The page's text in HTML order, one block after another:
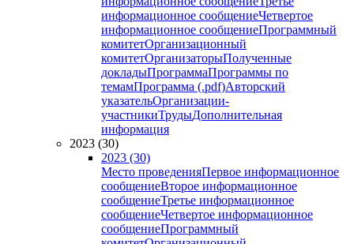
информационное сообщениеЧетвертое
информационное сообщениеПрограммный
комитетОрганизационный
комитетОрганизаторыПолученные
докладыПрограммаПрограммы по
темамПрограмма (.pdf)Авторский
указательОрганизации-
участникиТрудыДополнительная
информация
2023 (30)
2023 (30)
Место проведенияПервое информационное
сообщениеВторое информационное
сообщениеТретье информационное
сообщениеЧетвертое информационное
сообщениеПрограммный